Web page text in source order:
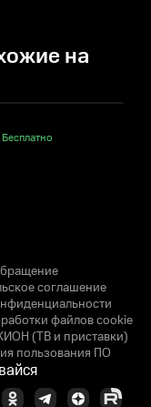
на
Бесплатно
соглашение
файлов cookie
(ТВ и приставки)
пользования ПО